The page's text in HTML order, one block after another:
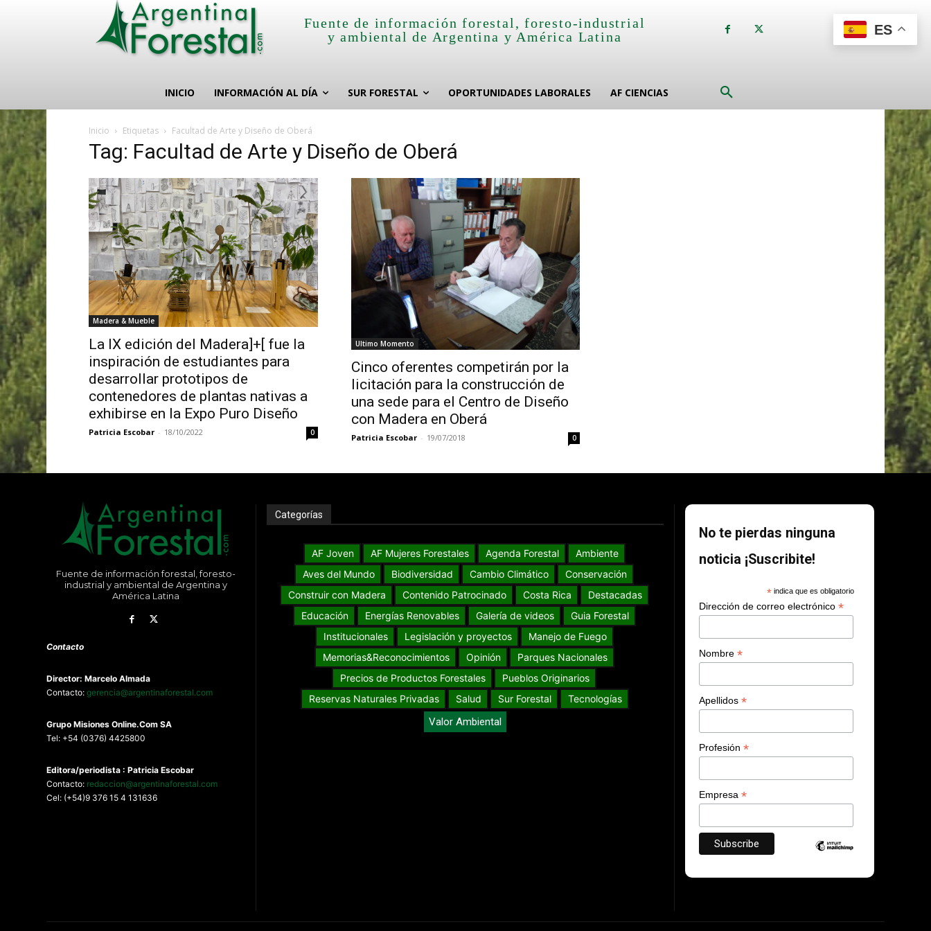
Fuente de información forestal, foresto-industrial
y ambiental de Argentina y América Latina
INICIO INFORMACIÓN AL DÍA SUR FORESTAL OPORTUNIDADES LABORALES AF CIENCIAS
Inicio Etiquetas Facultad de Arte y Diseño de Oberá
Tag: Facultad de Arte y Diseño de Oberá
Madera & Mueble
La IX edición del Madera]+[ fue la
inspiración de estudiantes para
desarrollar prototipos de
contenedores de plantas nativas a
exhibirse en la Expo Puro Diseño
Patricia Escobar - 18/10/2022 0
Ultimo Momento
Cinco oferentes competirán por la
licitación para la construcción de
una sede para el Centro de Diseño
con Madera en Oberá
Patricia Escobar - 19/07/2018 0
Fuente de información forestal, foresto-
industrial y ambiental de Argentina y
América Latina
Contacto
Director: Marcelo Almada
Contacto: gerencia@argentinaforestal.com
Grupo MisionesOnline.Com SA
Tel: +54 (0376) 4425800
Editora/periodista : Patricia Escobar
Contacto: redaccion@argentinaforestal.com
Cel: (+54)9 376 15 4 131636
Categorías
AF Joven AF Mujeres Forestales Agenda Forestal
Ambiente
Aves del Mundo
Biodiversidad Cambio Climático
Conservación
Construir con Madera
Contenido Patrocinado Costa Rica
Destacadas
Educación
Energías Renovables Galería de videos
Guia Forestal
Institucionales
Legislación y proyectos
Manejo de Fuego
Memorias&Reconocimientos
Opinión
Parques Nacionales
Precios de Productos Forestales
Pueblos Originarios
Reservas Naturales Privadas
Salud Sur Forestal Tecnologías
Valor Ambiental
No te pierdas ninguna
noticia ¡Suscribite!
*indica que es obligatorio
Dirección de correo electrónico*
Nombre*
Apellidos*
Profesión*
Empresa*
ES